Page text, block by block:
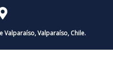
Valparaíso, Valparaíso, Chile.